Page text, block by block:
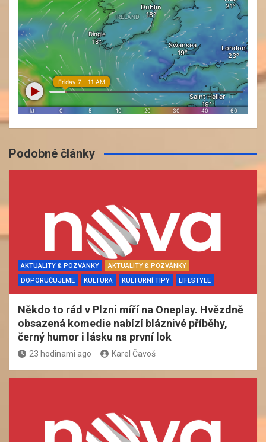
Podobné články
AKTUALITY & POZVÁNKY
AKTUALITY & POZVÁNKY
DOPORUČUJEME
KULTURA KULTURNÍ TIPY LIFESTYLE
Někdo to rád v Plzni míří na Oneplay. Hvězdně
obsazená komedie nabízí bláznivé příběhy,
černý humor i lásku na první lok
23 hodinami ago Karel Čavoš